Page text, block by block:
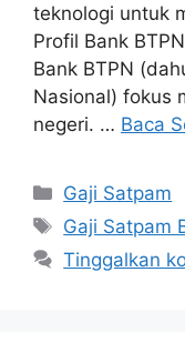
teknologi untuk
Profil Bank
Bank BTPN
Nasional) fokus
negeri. … Baca
Kategori
Gaji Satpam
Tag
Gaji Satpam
Tinggalkan